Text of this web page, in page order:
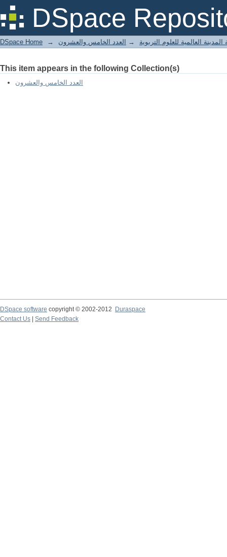
DSpace
أساسيات في استخدام الوسائل التعليمية
DSpace Home → العالمية للعلوم التربوية → العدد الخامس والعشرون
This item appears in the following Collection(s)
العدد الخامس والعشرون
DSpace software copyright © 2002-2012
Duraspace
Contact Us
Send Feedback